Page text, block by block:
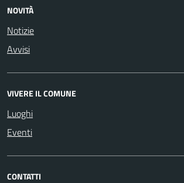
NOVITÀ
Notizie
Avvisi
VIVERE IL COMUNE
Luoghi
Eventi
CONTATTI